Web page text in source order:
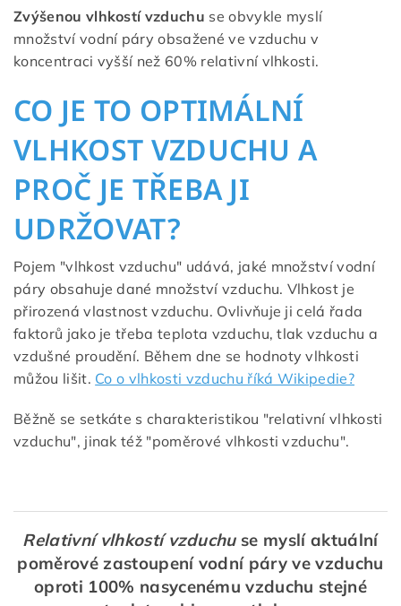
Zvýšenou vlhkostí vzduchu se obvykle myslí
množství vodní páry obsažené ve vzduchu v
koncentraci vyšší než 60% relativní vlhkosti.
CO JE TO OPTIMÁLNÍ
VLHKOST VZDUCHU A
PROČ JE TŘEBA JI
UDRŽOVAT?
Pojem "vlhkost vzduchu" udává, jaké množství vodní
páry obsahuje dané množství vzduchu. Vlhkost je
přirozená vlastnost vzduchu. Ovlivňuje ji celá řada
faktorů jako je třeba teplota vzduchu, tlak vzduchu a
vzdušné proudění. Během dne se hodnoty vlhkosti
můžou lišit. Co o vlhkosti vzduchu říká Wikipedie?
Běžně se setkáte s charakteristikou "relativní vlhkosti
vzduchu", jinak též "poměrové vlhkosti vzduchu".
Relativní vlhkostí vzduchuse myslí aktuální
poměrové zastoupení vodní páry ve vzduchu
oproti 100% nasycenému vzduchu stejné